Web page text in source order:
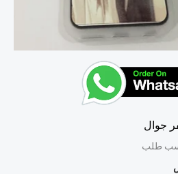
جوال
طلب